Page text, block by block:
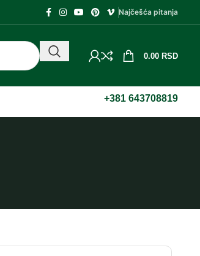
Najčešća pitanja
0.00 RSD
+381 643708819